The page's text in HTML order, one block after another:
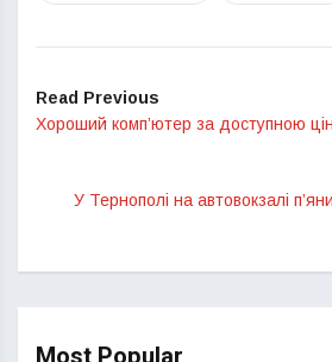
Read Previous
Хороший комп’ютер за доступною
У Тернополі на автовокзалі